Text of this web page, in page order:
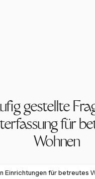
gestellte
für
Wohnen
Einrichtungen für betreutes